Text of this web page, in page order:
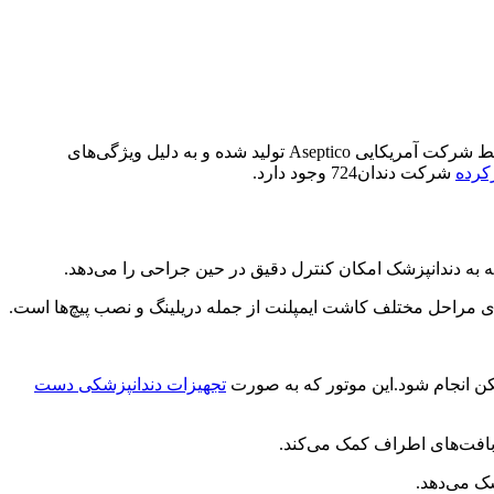
دستگاه موتور ایمپلنت آسپتیکو Aseptico مدل AEU 6000 یک سیستم پیشرفته و دقیق برای کاشت ایمپلنت‌های دندانی است. این دستگاه توسط شرکت آمریکایی Aseptico تولید شده و به دلیل ویژگی‌های
شرکت دندان724 وجود دارد.
دندانپزشک امکان کنترل دقیق در حین جراحی را می‌دهد.
انجام شود.این موتور که به صورت تجهیزات دندانپزشکی دست
بافت‌های اطراف کمک می‌کند.